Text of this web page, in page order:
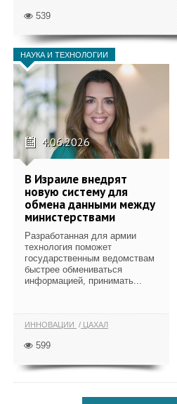
539
НАУКА И ТЕХНОЛОГИИ
4.06.2026
В Израиле внедрят
новую систему для
обмена данными между
министерствами
Разработанная для армии
технология поможет
государственным ведомствам
быстрее обмениваться
информацией, принимать...
ИННОВАЦИИ ЦАХАЛ
599